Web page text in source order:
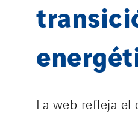
La web refleja